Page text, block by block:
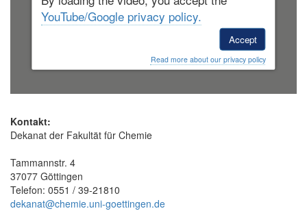
YouTube/Google privacy policy.
Accept
Read more about our privacy policy
Kontakt:
Dekanat der Fakultät für Chemie
Tammannstr. 4
37077 Göttingen
Telefon: 0551 / 39-21810
dekanat@chemie.uni-goettingen.de